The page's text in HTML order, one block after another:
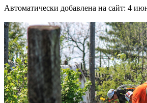
Автоматически добавлена на сайт: 4